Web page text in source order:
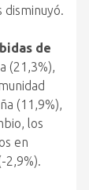
disminuyó.
de
(21,3%),
(11,9%),
los
en
2,9%).